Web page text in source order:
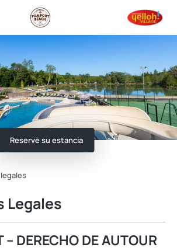
Reserve su estancia
Legales
– DERECHO DE AUTOUR